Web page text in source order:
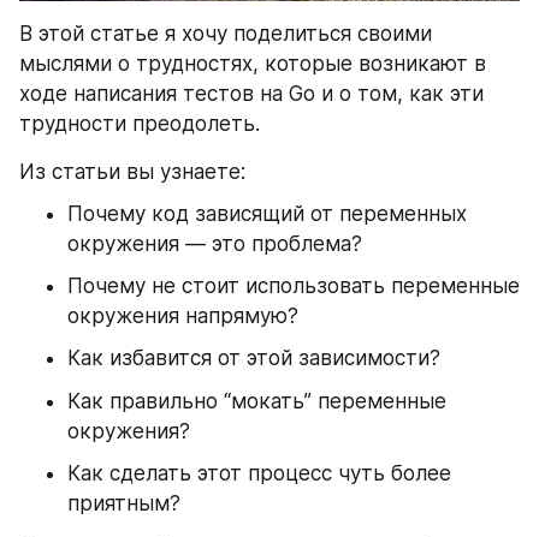
В этой статье я хочу поделиться своими
мыслями о трудностях, которые возникают в
ходе написания тестов на Go и о том, как эти
трудности преодолеть.
Из статьи вы узнаете:
Почему код зависящий от переменных
окружения — это проблема?
Почему не стоит использовать переменные
окружения напрямую?
Как избавится от этой зависимости?
Как правильно “мокать” переменные
окружения?
Как сделать этот процесс чуть более
приятным?